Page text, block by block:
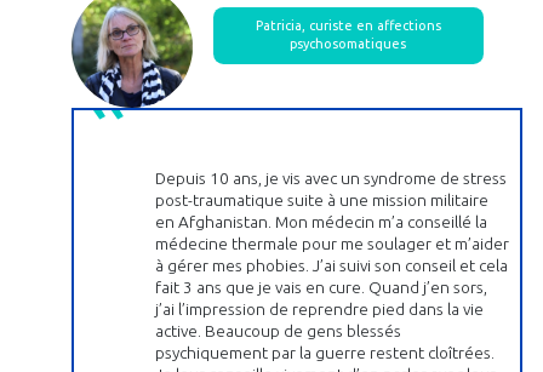
Patricia, curiste en affections
psychosomatiques
Depuis 10 ans, je vis avec un syndrome de stress
post-traumatique suite à une mission militaire
en Afghanistan. Mon médecin m’a conseillé la
médecine thermale pour me soulager et m’aider
à gérer mes phobies. J’ai suivi son conseil et cela
fait 3 ans que je vais en cure. Quand j’en sors,
j’ai l’impression de reprendre pied dans la vie
active. Beaucoup de gens blessés
psychiquement par la guerre restent cloîtrées.